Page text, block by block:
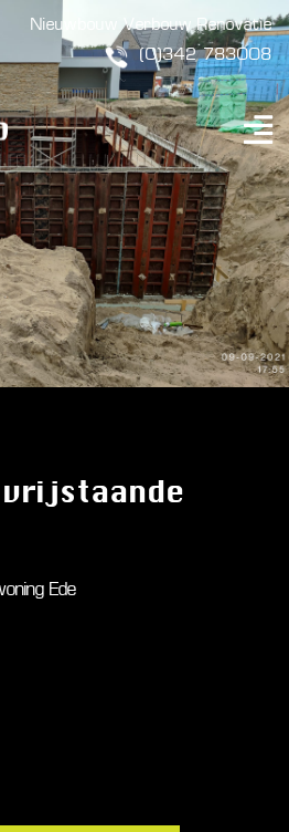
Nieuwbouw Verbouw Renovatie
(0)342 783008
Ede